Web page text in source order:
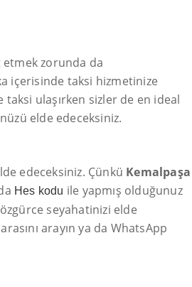
etmek zorunda da
içerisinde taksi hizmetinize
ulaşırken sizler de en ideal
elde edeceksiniz.
edeceksiniz. Çünkü Kemalpaşa
Hes kodu ile yapmış olduğunuz
seyahatinizi elde
arayın ya da WhatsApp